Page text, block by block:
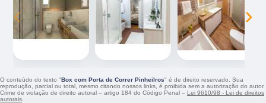
‹ ›
O conteúdo do texto "Box com Porta de Correr Pinheilros" é de direito reservado. Sua
reprodução, parcial ou total, mesmo citando nossos links, é proibida sem a autorização do autor.
Crime de violação de direito autoral – artigo 184 do Código Penal – Lei 9610/98 - Lei de direitos
autorais